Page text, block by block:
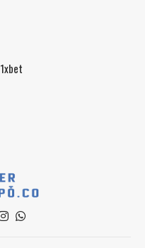
1xbet